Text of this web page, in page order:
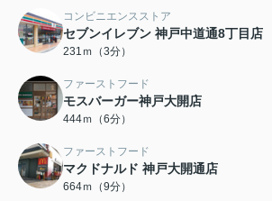
コンビニエンスストア
セブンイレブン 神戸中道通8丁目店
231ｍ（3分）
ファーストフード
モスバーガー神戸大開店
444ｍ（6分）
ファーストフード
マクドナルド 神戸大開通店
664ｍ（9分）